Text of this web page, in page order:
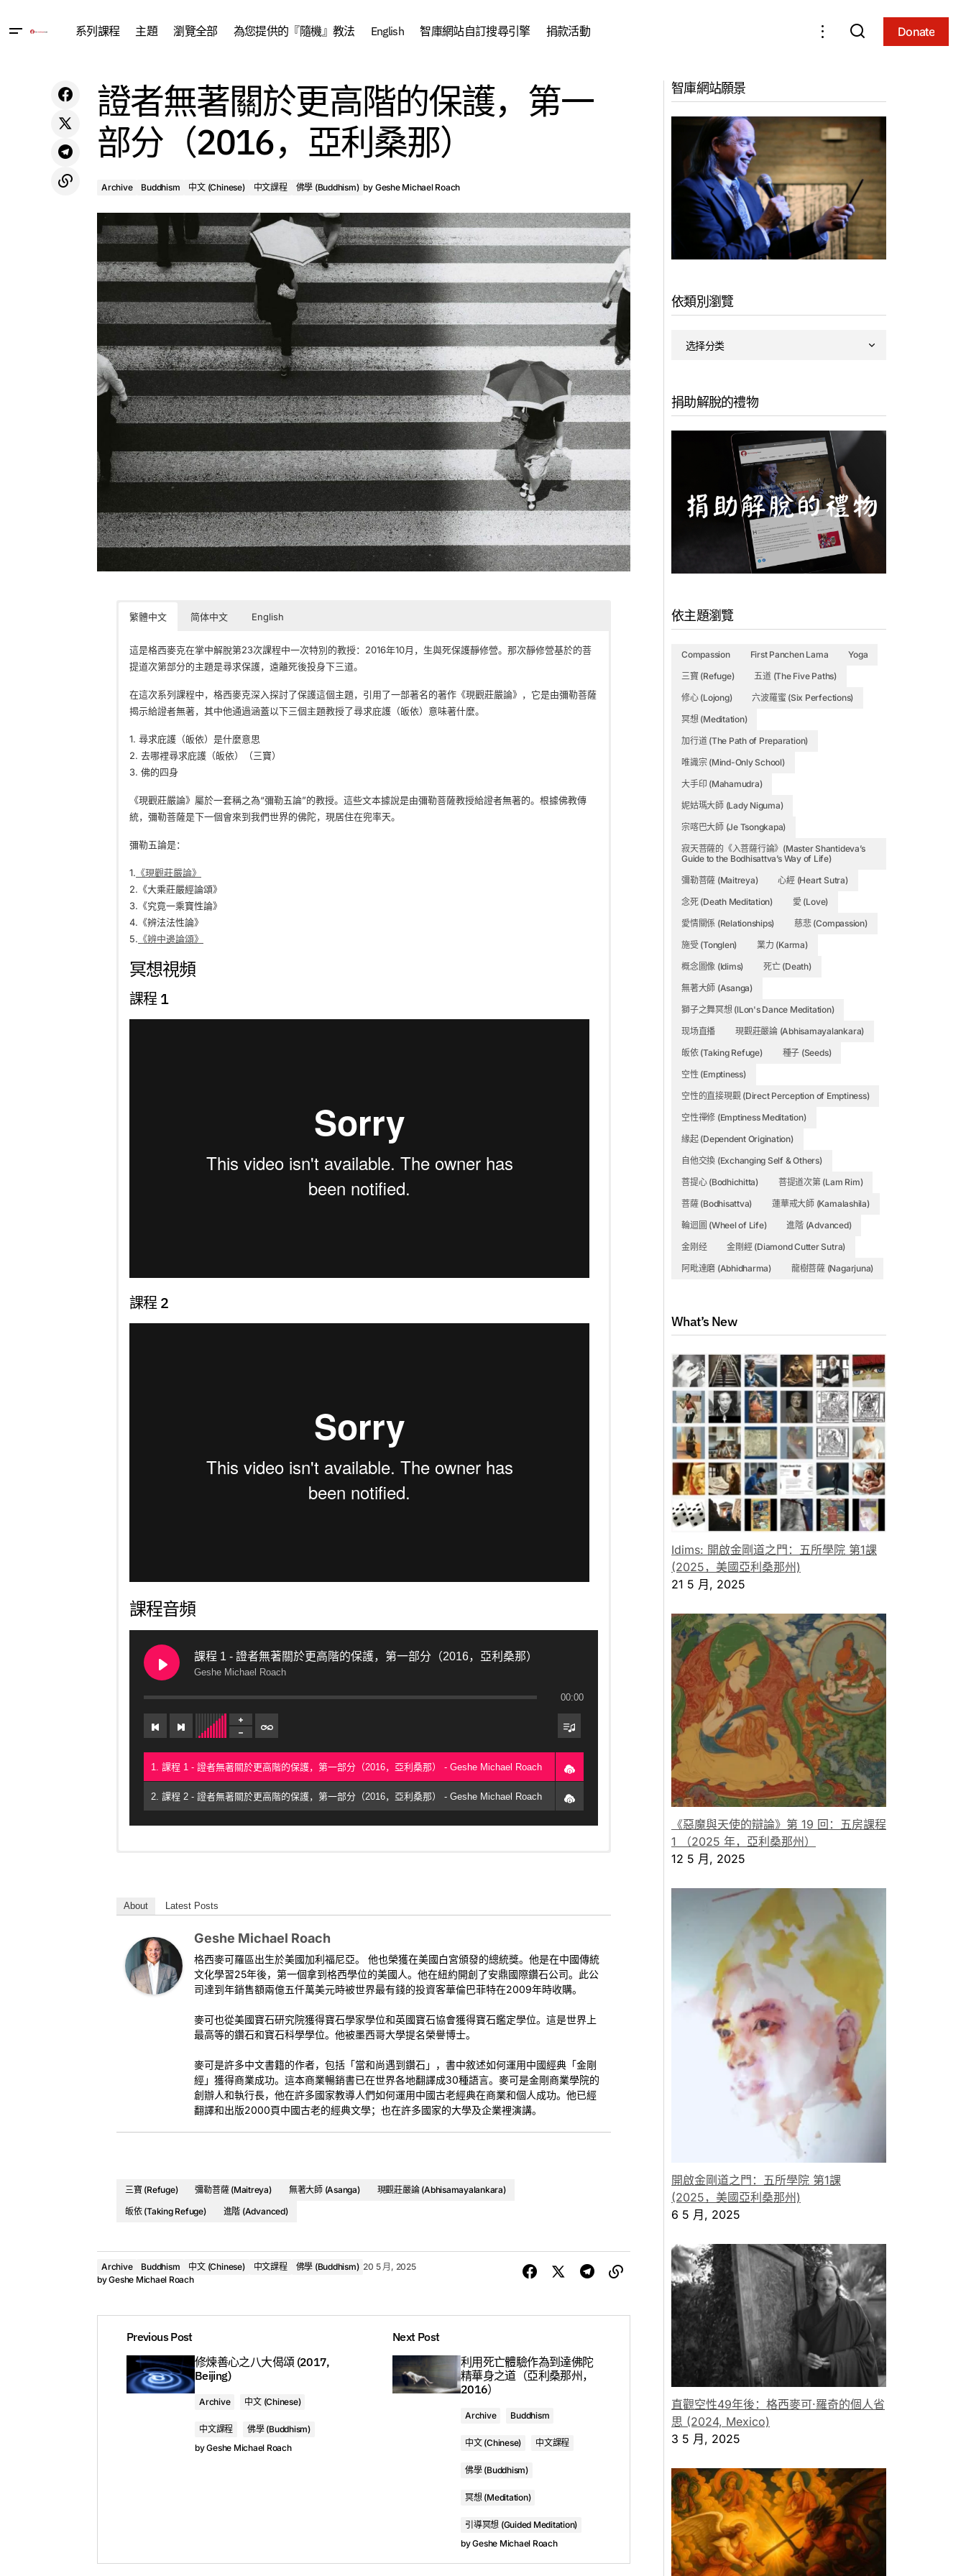
系列課程 主題 瀏覽全部 為您提供的『隨機』教法 English 智庫網站自訂搜尋引擎 捐款活動
Donate
修煉善心之八大偈頌 (2017, Beijing)
佛學 (Buddhism)
證者無著關於更高階的保護，第一部分（2016，
亞利桑那）
證者無著關於更高階的保護，第一
部分（2016，亞利桑那）
Archive Buddhism 中文 (Chinese) 中文課程 佛學 (Buddhism) by Geshe Michael Roach
繁體中文 简体中文 English
這是格西麥克在掌中解脫第23次課程中一次特別的教授：2016年10月，生與死保護靜修營。那次靜修營基於的菩
提道次第部分的主題是尋求保護，遠離死後投身下三道。
在這次系列課程中，格西麥克深入探討了保護這個主題，引用了一部著名的著作《現觀莊嚴論》，它是由彌勒菩薩
揭示給證者無著，其中他通過涵蓋以下三個主題教授了尋求庇護（皈依）意味著什麼。
1. 尋求庇護（皈依）是什麼意思
2. 去哪裡尋求庇護（皈依）（三寶）
3. 佛的四身
《現觀莊嚴論》屬於一套稱之為“彌勒五論”的教授。這些文本據說是由彌勒菩薩教授給證者無著的。根據佛教傳
統，彌勒菩薩是下一個會來到我們世界的佛陀，現居住在兜率天。
彌勒五論是：
1. 《現觀莊嚴論》
2.《大乘莊嚴經論頌》
3.《究竟一乘寶性論》
4.《辨法法性論》
5. 《辨中邊論頌》
冥想視頻
課程 1
課程 2
課程音頻
課程 1 - 證者無著關於更高階的保護，第一部分（2016，亞利桑那）
Geshe Michael Roach
00:00
1. 課程 1 - 證者無著關於更高階的保護，第一部分（2016，亞利桑那） - Geshe Michael Roach
2. 課程 2 - 證者無著關於更高階的保護，第一部分（2016，亞利桑那） - Geshe Michael Roach
在这次系列课程中，格西麦克深入探讨了保护这个主题，引用了一部著名的著作《现观庄严论》，它是由弥勒菩萨
1. 寻求庇护（皈依）是什么意思
2. 去哪里寻求庇护（皈依）（三宝）
3. 佛的四身
统，弥勒菩萨是下一个会来到我们世界的佛陀，现居住在兜率天。
《现观庄严论》
2. 《大乘庄严经论颂》
3. 《究竟一乘宝性论》
4. 《辨法法性论》
课程 1
calledThe Necklace of Understanding(Abhisamayalankara
Asanga, in which he teaches about what it means to take refuge by covering the following three topics:
1. What it means to go for refuge
2. Where you go for refuge (The Three Jewels)
3. The Four Bodies of a Buddha
Lecture Videos
This is a video playlist. Just click for the next video to see additional videos in the series.
TheAbhisamayalankara
belongs to a collection of teachings which are called the Five Books of
tradition, Maitreya is the next Buddha to come to our world and currently resides in Tushita Heaven.
The Five Books of Maitreya are:
Abhisamayalankara
Madhyantavibhaga
About Latest Posts
Geshe Michael Roach
格西麥可羅區出生於美國加利福尼亞。 他也榮獲在美國白宮頒發的總統獎。他是在中國傳統
文化學習25年後，第一個拿到格西學位的美國人。他在紐約開創了安鼎國際鑽石公司。此公
司達到年銷售額兩億五仟萬美元時被世界最有錢的投資客華倫巴菲特在2009年時收購。
麥可也從美國寶石研究院獲得寶石學家學位和英國寶石協會獲得寶石鑑定學位。這是世界上
最高等的鑽石和寶石科學學位。他被墨西哥大學提名榮譽博士。
麥可是許多中文書籍的作者，包括「當和尚遇到鑽石」，書中敘述如何運用中國經典「金剛
經」獲得商業成功。這本商業暢銷書已在世界各地翻譯成30種語言。麥可是金剛商業學院的
創辦人和執行長，他在許多國家教導人們如何運用中國古老經典在商業和個人成功。他已經
翻譯和出版2000頁中國古老的經典文學；也在許多國家的大學及企業裡演講。
三寶 (Refuge) 彌勒菩薩 (Maitreya) 無著大師 (Asanga)
現觀莊嚴論 (Abhisamayalankara)
皈依 (Taking Refuge)
進階 (Advanced)
Archive Buddhism 中文 (Chinese) 中文課程 佛學 (Buddhism) 20 5 月, 2025
byGeshe Michael Roach
Previous Post
修煉善心之八大偈頌 (2017,
Beijing)
Archive 中文 (Chinese)
中文課程
佛學 (Buddhism)
byGeshe Michael Roach
Next Post
利用死亡體驗作為到達佛陀
精華身之道（亞利桑那州，
2016）
Archive Buddhism
中文 (Chinese) 中文課程
佛學 (Buddhism)
冥想 (Meditation)
引導冥想 (Guided Meditation)
byGeshe Michael Roach
智庫網站願景
依類別瀏覽
捐助解脫的禮物
依主題瀏覽
Compassion First Panchen Lama
Yoga
三寶 (Refuge)
五道 (The Five Paths)
修心 (Lojong)
六波羅蜜 (Six Perfections)
冥想 (Meditation)
加行道 (The Path of Preparation)
唯識宗 (Mind-Only School)
大手印 (Mahamudra)
妮姑瑪大師 (Lady Niguma)
宗喀巴大師 (Je Tsongkapa)
寂天菩薩的《入菩薩行論》(Master Shantideva’s
Guide to the Bodhisattva’s Way of Life)
彌勒菩薩 (Maitreya)
心經 (Heart Sutra)
念死 (Death Meditation)
愛 (Love)
愛情關係 (Relationships)
慈悲 (Compassion)
施受 (Tonglen)
業力 (Karma)
概念圖像 (Idims)
死亡 (Death)
無著大師 (Asanga)
獅子之舞冥想 (lLon's Dance Meditation)
现场直播
現觀莊嚴論 (Abhisamayalankara)
皈依 (Taking Refuge)
種子 (Seeds)
空性 (Emptiness)
空性的直接現觀 (Direct Perception of Emptiness)
空性禪修 (Emptiness Meditation)
緣起 (Dependent Origination)
自他交換 (Exchanging Self & Others)
菩提心 (Bodhichitta)
菩提道次第 (Lam Rim)
菩薩 (Bodhisattva)
蓮華戒大師 (Kamalashila)
輪迴圖 (Wheel of Life)
進階 (Advanced)
金刚经
金剛經 (Diamond Cutter Sutra)
阿毗達磨 (Abhidharma)
龍樹菩薩 (Nagarjuna)
What’s New
Idims: 開啟金剛道之門：五所學院 第1課
(2025，美國亞利桑那州)
21 5 月, 2025
《惡魔與天使的辯論》第 19 回：五房課程
1 （2025 年，亞利桑那州）
12 5 月, 2025
開啟金剛道之門：五所學院 第1課
(2025，美國亞利桑那州)
6 5 月, 2025
直觀空性49年後：格西麥可·羅奇的個人省
思 (2024, Mexico)
3 5 月, 2025